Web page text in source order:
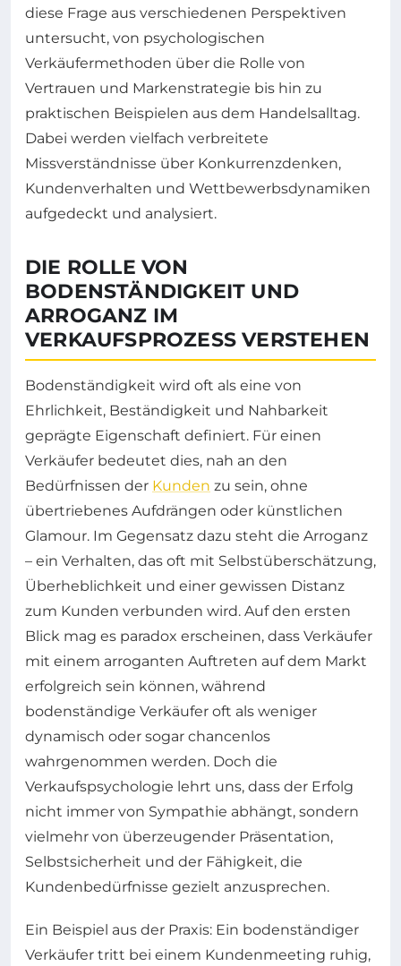
diese Frage aus verschiedenen Perspektiven
untersucht, von psychologischen
Verkäufermethoden über die Rolle von
Vertrauen und Markenstrategie bis hin zu
praktischen Beispielen aus dem Handelsalltag.
Dabei werden vielfach verbreitete
Missverständnisse über Konkurrenzdenken,
Kundenverhalten und Wettbewerbsdynamiken
aufgedeckt und analysiert.
DIE ROLLE VON
BODENSTÄNDIGKEIT UND
ARROGANZ IM
VERKAUFSPROZESS VERSTEHEN
Bodenständigkeit wird oft als eine von
Ehrlichkeit, Beständigkeit und Nahbarkeit
geprägte Eigenschaft definiert. Für einen
Verkäufer bedeutet dies, nah an den
Bedürfnissen der Kunden zu sein, ohne
übertriebenes Aufdrängen oder künstlichen
Glamour. Im Gegensatz dazu steht die Arroganz
– ein Verhalten, das oft mit Selbstüberschätzung,
Überheblichkeit und einer gewissen Distanz
zum Kunden verbunden wird. Auf den ersten
Blick mag es paradox erscheinen, dass Verkäufer
mit einem arroganten Auftreten auf dem Markt
erfolgreich sein können, während
bodenständige Verkäufer oft als weniger
dynamisch oder sogar chancenlos
wahrgenommen werden. Doch die
Verkaufspsychologie lehrt uns, dass der Erfolg
nicht immer von Sympathie abhängt, sondern
vielmehr von überzeugender Präsentation,
Selbstsicherheit und der Fähigkeit, die
Kundenbedürfnisse gezielt anzusprechen.
Ein Beispiel aus der Praxis: Ein bodenständiger
Verkäufer tritt bei einem Kundenmeeting ruhig,